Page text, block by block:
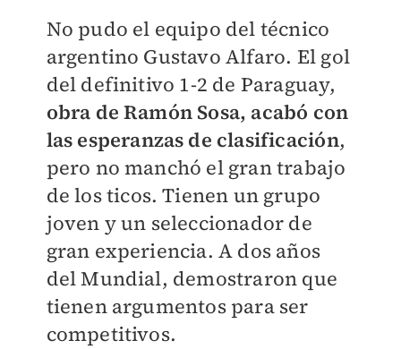
No pudo el equipo del técnico
argentino Gustavo Alfaro. El gol
del definitivo 1-2 de Paraguay,
obra de Ramón Sosa, acabó con
las esperanzas de clasificación,
pero no manchó el gran trabajo
de los ticos. Tienen un grupo
joven y un seleccionador de
gran experiencia. A dos años
del Mundial, demostraron que
tienen argumentos para ser
competitivos.